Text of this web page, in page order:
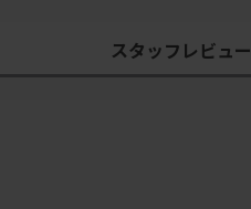
スタッフレビュー